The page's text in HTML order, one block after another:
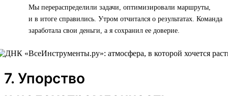
Мы перераспределили задачи, оптимизировали маршруты,
и в итоге справились. Утром отчитался о результатах. Команда
заработала свои деньги, а я сохранил ее доверие.
7. Упорство